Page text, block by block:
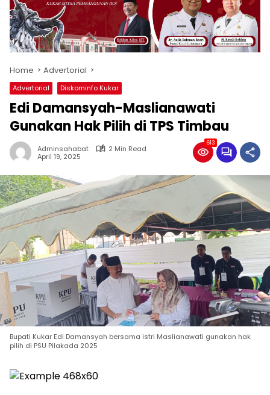
Home Advertorial
Advertorial Diskominfo Kukar
Edi Damansyah-Maslianawati
Gunakan Hak Pilih di TPS Timbau
Adminsahabat
2 Min Read
April 19, 2025
613
Bupati Kukar Edi Damansyah bersama istri Maslianawati gunakan hak
pilih di PSU Pilakada 2025